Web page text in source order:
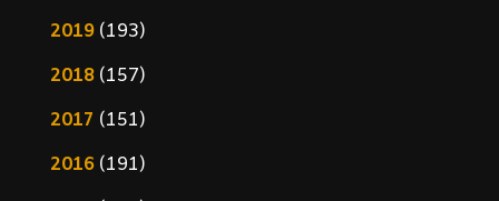
2019(193)
2018(157)
2017 (151)
2016(191)